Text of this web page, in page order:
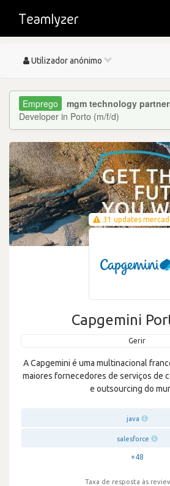
Toggle
Utilizador anónimo
mgm technology
Developer in Porto (m/f/d)
31 updates
Capgemini
Gerir
A Capgemini é uma multinacional
maiores fornecedores de serviços de
e outsourcing do
java
salesforce
+48
Taxa de resposta às